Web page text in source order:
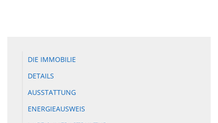
DIE IMMOBILIE
DETAILS
AUSSTATTUNG
ENERGIEAUSWEIS